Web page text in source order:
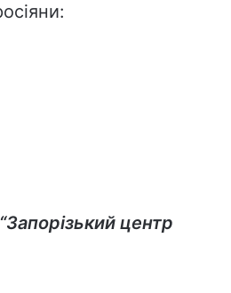
центр